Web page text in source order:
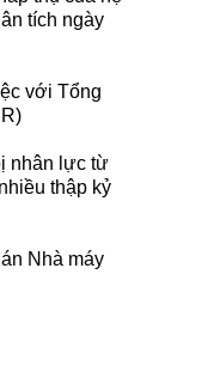
tích ngày
với Tổng
nhân lực từ
thập kỷ
Nhà máy